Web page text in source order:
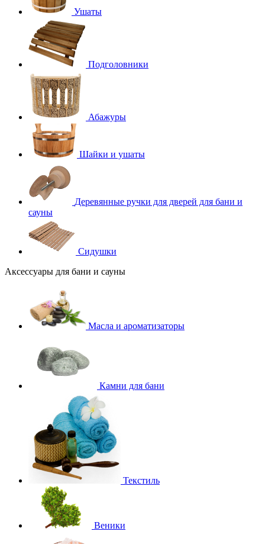
Ушаты
Подголовники
Абажуры
Шайки и ушаты
Деревянные ручки для дверей для бани и
сауны
Сидушки
Аксессуары для бани и сауны
Масла и ароматизаторы
Камни для бани
Текстиль
Веники